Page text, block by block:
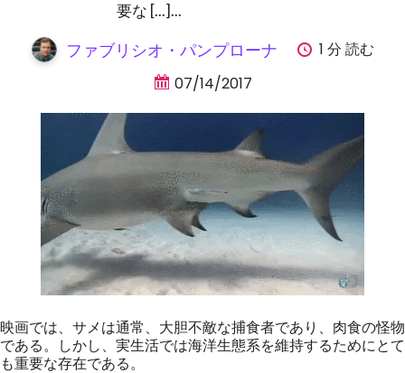
要な [...]...
ファブリシオ・パンプローナ
1 分 読む
07/14/2017
映画では、サメは通常、大胆不敵な捕食者であり、肉食の怪物
である。しかし、実生活では海洋生態系を維持するためにとて
も重要な存在である。